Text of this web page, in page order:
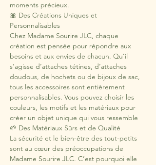
moments précieux.
🎀 Des Créations Uniques et
Personnalisables
Chez Madame Sourire JLC, chaque
création est pensée pour répondre aux
besoins et aux envies de chacun. Qu’il
s’agisse d’attaches tétines, d’attaches
doudous, de hochets ou de bijoux de sac,
tous les accessoires sont entièrement
personnalisables. Vous pouvez choisir les
couleurs, les motifs et les matériaux pour
créer un objet unique qui vous ressemble
🌱 Des Matériaux Sûrs et de Qualité
La sécurité et le bien-être des tout-petits
sont au cœur des préoccupations de
Madame Sourire JLC. C’est pourquoi elle